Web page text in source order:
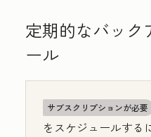
定期的なバック
ール
サブスクリプションが必要
をスケジュールする